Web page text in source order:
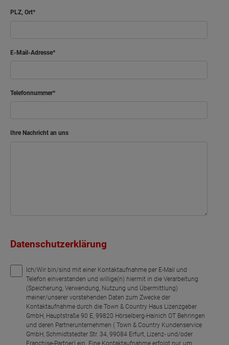
Bad
Flur 8.54 m²
Netto-Raumfläche 98.46m²
Schlafen
Netto-Raumfläche
PLZ, Ort
E-Mail-Adresse
Telefonnummer
Ihre Nachricht an uns
Datenschutzerklärung
Ich/Wir bin/sind mit einer Kontaktaufnahme per E-Mail und
Telefon einverstanden und willige(n) hiermit in die Verarbeitung
(Speicherung, Verwendung, Nutzung und Übermittlung)
meiner/unserer vorstehenden Daten zum Zwecke der
Kontaktaufnahme durch die Town & Country Haus Lizenzgeber
GmbH, Hauptstraße 90 E, 99820 Hörselberg-Hainich OT Behringen
und deren Partnerunternehmen ( Town & Country Kundenservice
GmbH, Schmidtstedter Str. 34, 99084 Erfurt, Lizenz- und/oder
Franchise-Partner) ein. Eine Kontaktaufnahme erfolgt nur, um